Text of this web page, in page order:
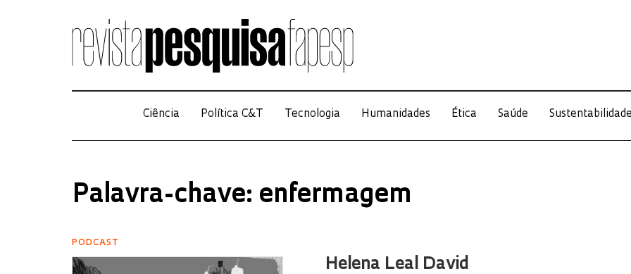
Ciência Política C&T Tecnologia Humanidades Ética Saúde
Palavra-chave: enfermagem
PODCAST
Helena Leal David